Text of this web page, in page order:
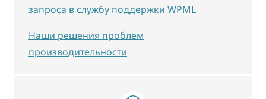
запроса в службу поддержки WPML
Наши решения проблем
производительности